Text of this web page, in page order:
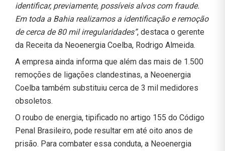
identificar, previamente, possíveis alvos com fraude.
Em toda a Bahia realizamos a identificação e remoção
de cerca de 80 mil irregularidades”, destaca o gerente
da Receita da Neoenergia Coelba, Rodrigo Almeida.
A empresa ainda informa que além das mais de 1.500
remoções de ligações clandestinas, a Neoenergia
Coelba também substituiu cerca de 3 mil medidores
obsoletos.
O roubo de energia, tipificado no artigo 155 do Código
Penal Brasileiro, pode resultar em até oito anos de
prisão. Para combater essa conduta, a Neoenergia